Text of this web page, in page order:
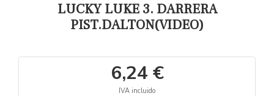
LUCKY LUKE 3. DARRERA
PIST.DALTON(VIDEO)
6,24 €
IVA incluido